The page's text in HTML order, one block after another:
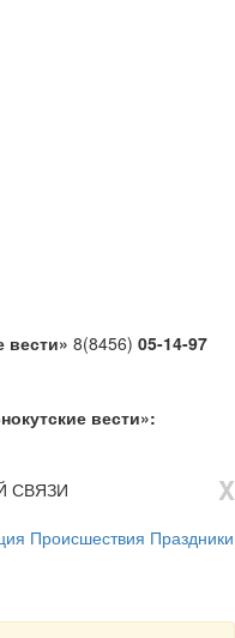
вести» 8(8456) 05-14-97
вести»:
X
СВЯЗИ
Происшествия Праздники